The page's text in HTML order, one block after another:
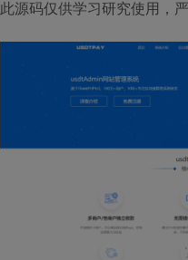
此源码仅供学习研究使用，